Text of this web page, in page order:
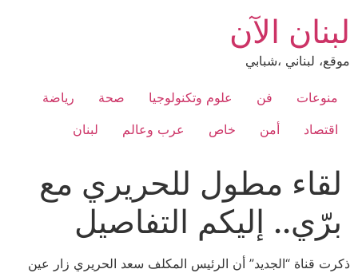
content
لبنان الآن
موقع، لبناني ،شبابي
منوعات فن علوم وتكنولوجيا صحة
رياضة
اقتصاد
أمن خاص عرب وعالم لبنان
لقاء مطول للحريري مع
برّي.. إليكم التفاصيل
ذكرت قناة “الجديد” أن الرئيس المكلف سعد الحريري زار عين